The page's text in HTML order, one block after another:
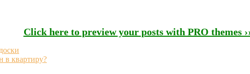
Click here to preview your posts with PRO themes
в квартиру?